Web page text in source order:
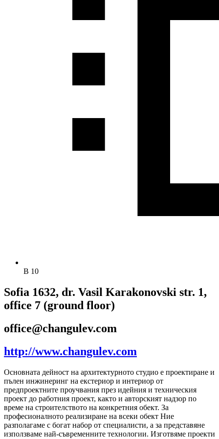
B 10
Sofia 1632, dr. Vasil Karakonovski str. 1,
office 7 (ground floor)
office@changulev.com
http://www.changulev.com
Основната дейност на архитектурното студио е проектиране и
пълен инжинеринг на екстериор и интериор от
предпроектните проучвания през идейния и техническия
проект до работния проект, както и авторският надзор по
време на строителството на конкретния обект. За
професионалното реализиране на всеки обект Ние
разполагаме с богат набор от специалисти, а за представяне
използваме най-съвременните технологии. Изготвяме проекти